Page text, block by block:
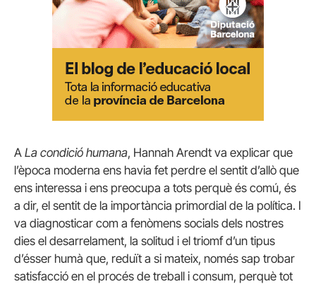
A La condició humana, Hannah Arendt va explicar que
l’època moderna ens havia fet perdre el sentit d’allò que
ens interessa i ens preocupa a tots perquè és comú, és
a dir, el sentit de la importància primordial de la política. I
va diagnosticar com a fenòmens socials dels nostres
dies el desarrelament, la solitud i el triomf d’un tipus
d’ésser humà que, reduït a si mateix, només sap trobar
satisfacció en el procés de treball i consum, perquè tot